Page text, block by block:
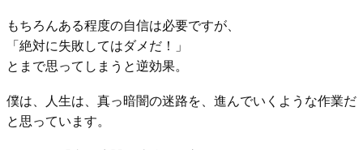
もちろんある程度の自信は必要ですが、
「絶対に失敗してはダメだ！」
とまで思ってしまうと逆効果。
僕は、人生は、真っ暗闇の迷路を、進んでいくような作業だ
と思っています。